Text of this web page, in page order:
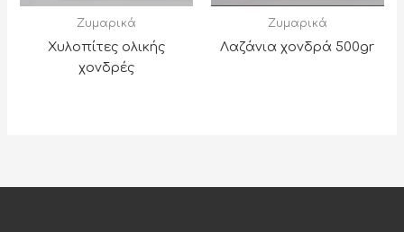
Ζυμαρικά
Χυλοπίτες ολικής
χονδρές
Ζυμαρικά
Λαζάνια χονδρά 500gr